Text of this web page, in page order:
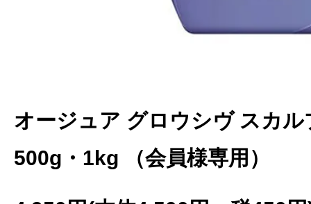
オージュア グロウシヴ スカ
500g・1kg （会員様専用）